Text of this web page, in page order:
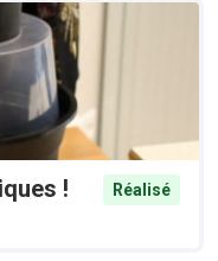
!
Réalisé